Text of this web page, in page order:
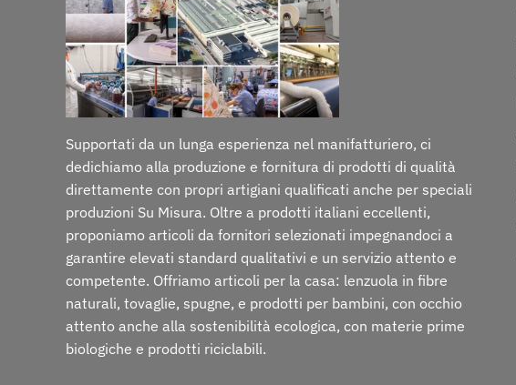
Supportati da un lunga esperienza nel manifatturiero, ci
dedichiamo alla produzione e fornitura di prodotti di qualità
direttamente con propri artigiani qualificati anche per speciali
produzioni Su Misura. Oltre a prodotti italiani eccellenti,
proponiamo articoli da fornitori selezionati impegnandoci a
garantire elevati standard qualitativi e un servizio attento e
competente. Offriamo articoli per la casa: lenzuola in fibre
naturali, tovaglie, spugne, e prodotti per bambini, con occhio
attento anche alla sostenibilità ecologica, con materie prime
biologiche e prodotti riciclabili.